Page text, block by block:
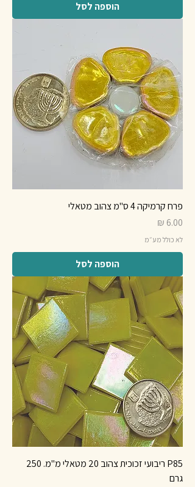
הוספה לסל
פרח קרמיקה 4 ס"מ צהוב מטאלי
מחיר
לא כולל מע״מ
הוספה לסל
P85 ריבועי זכוכית צהוב 20 מטאלי מ"מ. 250
גרם